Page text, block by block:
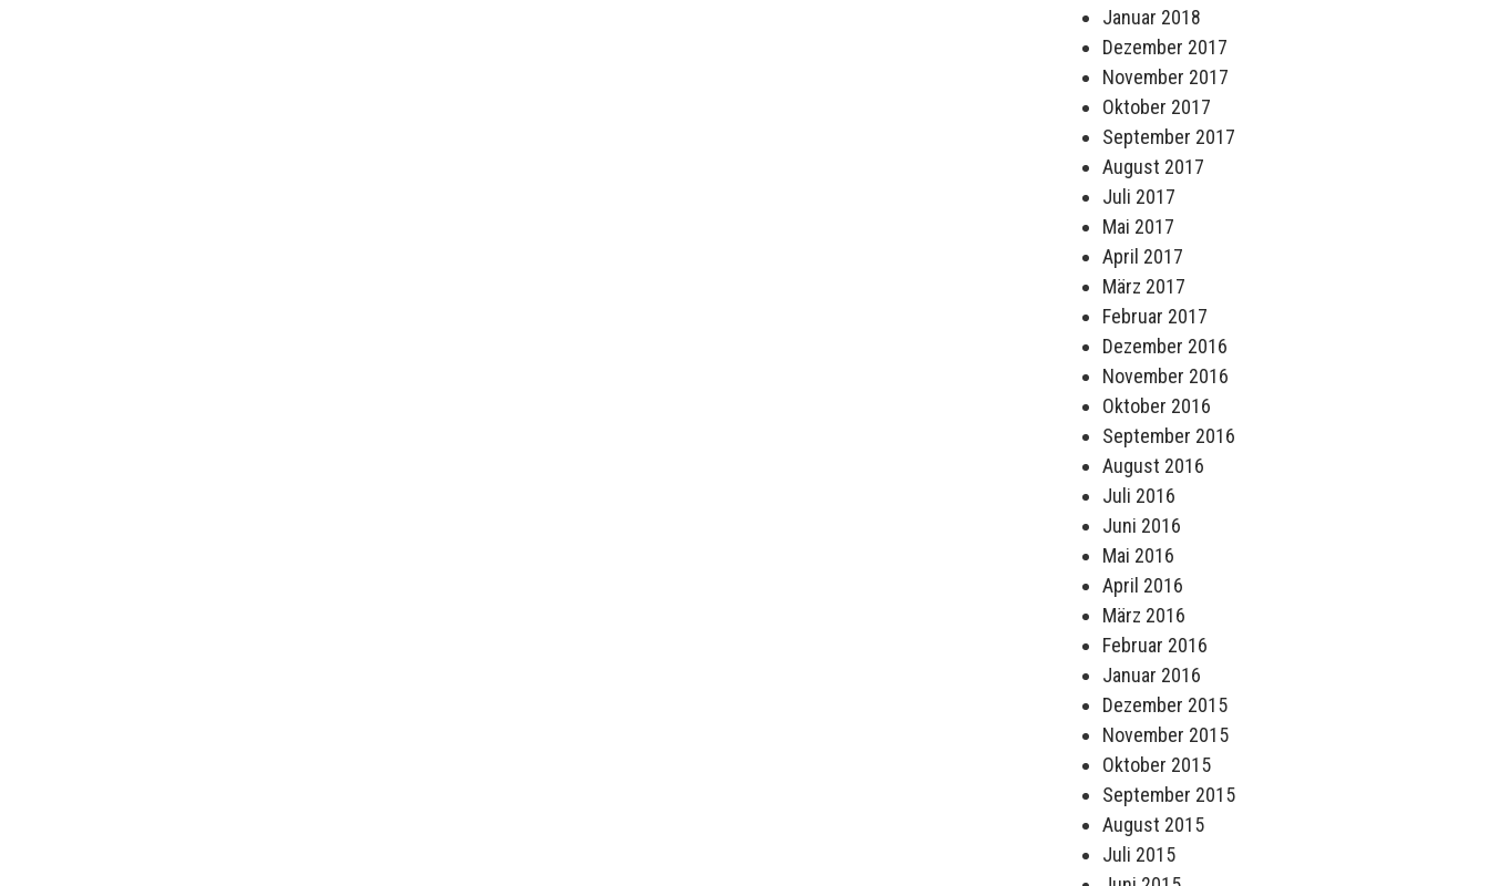
Januar 2018
Dezember 2017
November 2017
Oktober 2017
September 2017
August 2017
Juli 2017
Mai 2017
April 2017
März 2017
Februar 2017
Dezember 2016
November 2016
Oktober 2016
September 2016
August 2016
Juli 2016
Juni 2016
Mai 2016
April 2016
März 2016
Februar 2016
Januar 2016
Dezember 2015
November 2015
Oktober 2015
September 2015
August 2015
Juli 2015